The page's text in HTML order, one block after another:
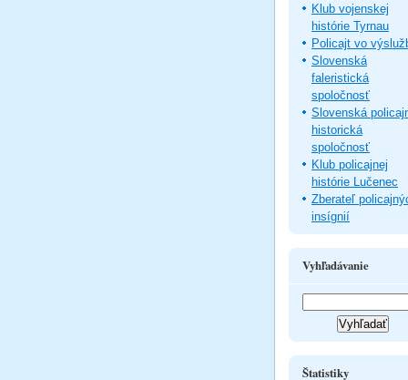
Klub vojenskej
histórie Tyrnau
Policajt vo
Slovenská
faleristická
spoločnosť
Slovenská
historická
spoločnosť
Klub policajnej
histórie Lučenec
Zberateľ
insígnií
Vyhľadávanie
Štatistiky